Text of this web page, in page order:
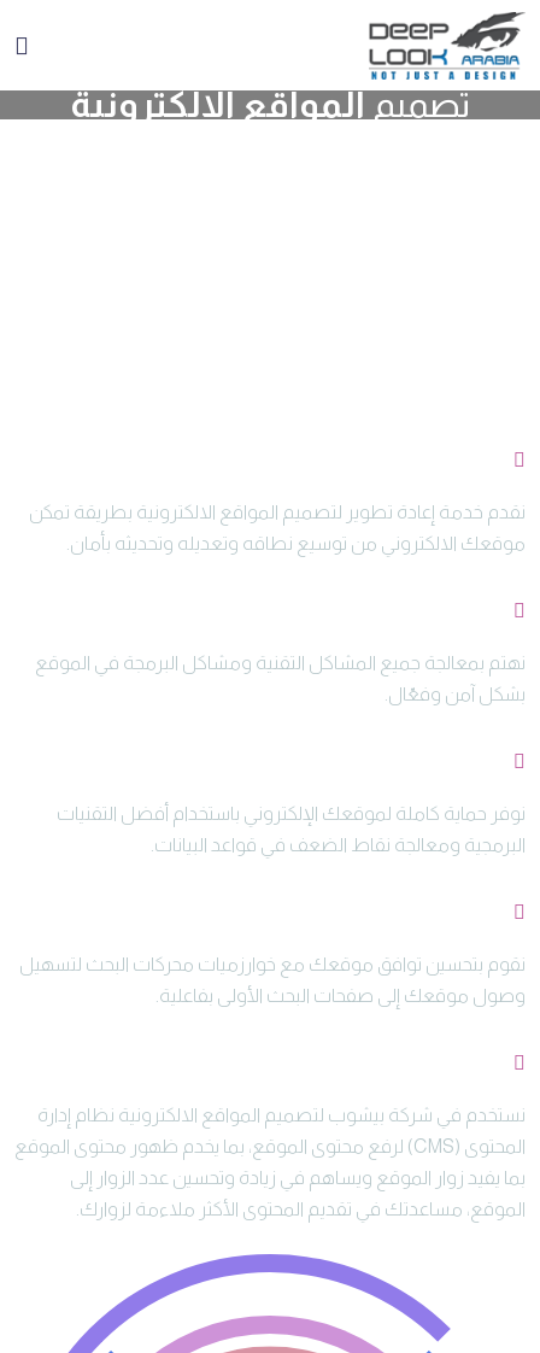
تصميمالمواقع الالكترونية
نقدم خدمة إعادة تطوير لتصميم المواقع الالكترونية بطريقة تمكن
موقعك الالكتروني من توسيع نطاقه وتعديله وتحديثه بأمان.
نهتم بمعالجة جميع المشاكل التقنية ومشاكل البرمجة في الموقع
بشكل آمن وفعّال.
نوفر حماية كاملة لموقعك الإلكتروني باستخدام أفضل التقنيات
البرمجية ومعالجة نقاط الضعف في قواعد البيانات.
نقوم بتحسين توافق موقعك مع خوارزميات محركات البحث لتسهيل
وصول موقعك إلى صفحات البحث الأولى بفاعلية.
نستخدم في شركة بيشوب لتصميم المواقع الالكترونية نظام إدارة
المحتوى (CMS) لرفع محتوى الموقع، بما يخدم ظهور محتوى الموقع
بما يفيد زوار الموقع ويساهم في زيادة وتحسين عدد الزوار إلى
الموقع، مساعدتك في تقديم المحتوى الأكثر ملاءمة لزوارك.